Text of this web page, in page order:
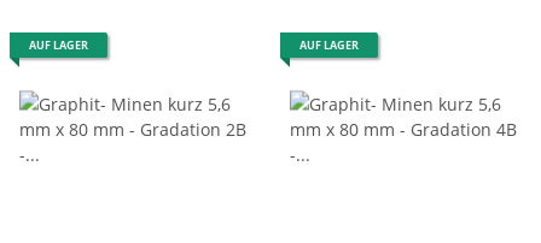
AUF LAGER AUF LAGER